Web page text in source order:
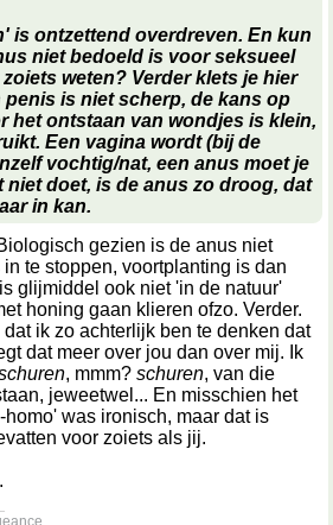
is ontzettend overdreven. En kun
niet bedoeld is voor seksueel
weten? Verder klets je hier
is niet scherp, de kans op
het ontstaan van wondjes is klein,
Een vagina wordt (bij de
vochtig/nat, een anus moet je
niet doet, is de anus zo droog, dat
in kan.
gezien is de anus niet
te stoppen, voortplanting is dan
glijmiddel ook niet 'in de natuur'
honing gaan klieren ofzo. Verder.
ik zo achterlijk ben te denken dat
dat meer over jou dan over mij. Ik
, mmm? schuren, van die
jeweetwel... En misschien het
was ironisch, maar dat is
voor zoiets als jij.